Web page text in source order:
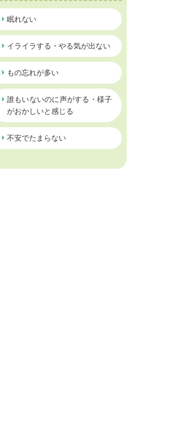
眠れない
イライラする・やる気が出ない
もの忘れが多い
誰もいないのに声がする・様子
がおかしいと感じる
不安でたまらない